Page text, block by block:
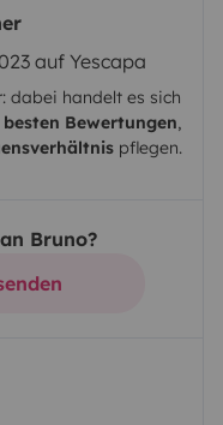
auf Yescapa
dabei handelt es sich
Bewertungen,
pflegen.
Bruno?